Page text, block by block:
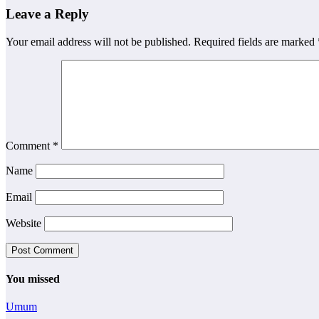
Leave a Reply
Your email address will not be published. Required fields are marked
Comment *
Name
Email
Website
You missed
Umum